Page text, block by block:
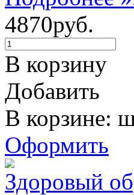
4870руб.
В корзину
Добавить
В корзине:
Оформить
Здоровый